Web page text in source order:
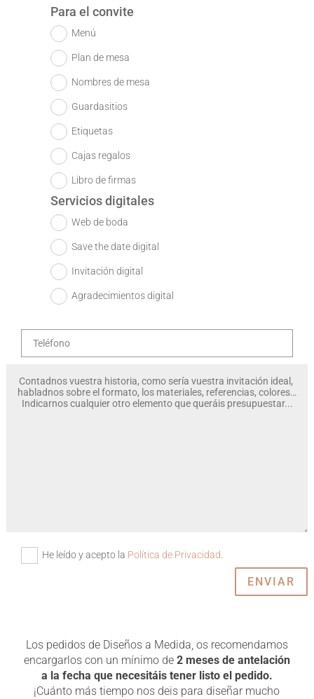
Para el convite
Menú
Plan de mesa
Nombres de mesa
Guardasitios
Etiquetas
Cajas regalos
Libro de firmas
Servicios digitales
Web de boda
Save the date digital
Invitación digital
Agradecimientos digital
He leído y acepto la Política de Privacidad
ENVIAR
Los pedidos de Diseños a Medida, os recomendamos
encargarlos con un mínimo de 2 meses de antelación
a la fecha que necesitáis tener listo el pedido.
¡Cuánto más tiempo nos deis para diseñar mucho